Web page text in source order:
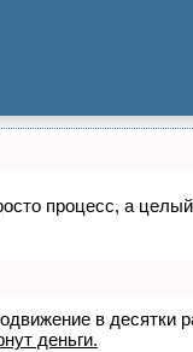
процесс, а
в десятки
деньги.